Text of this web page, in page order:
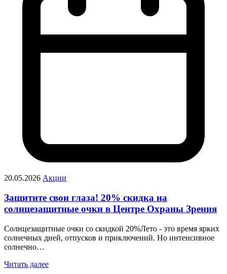
20.05.2026 Акции
Защитите свои глаза! 20% скидка на
солнцезащитные очки в Центре Охраны Зрения
Солнцезащитные очки со скидкой 20%Лето - это время ярких
солнечных дней, отпусков и приключений. Но интенсивное
солнечно…
Читать далее